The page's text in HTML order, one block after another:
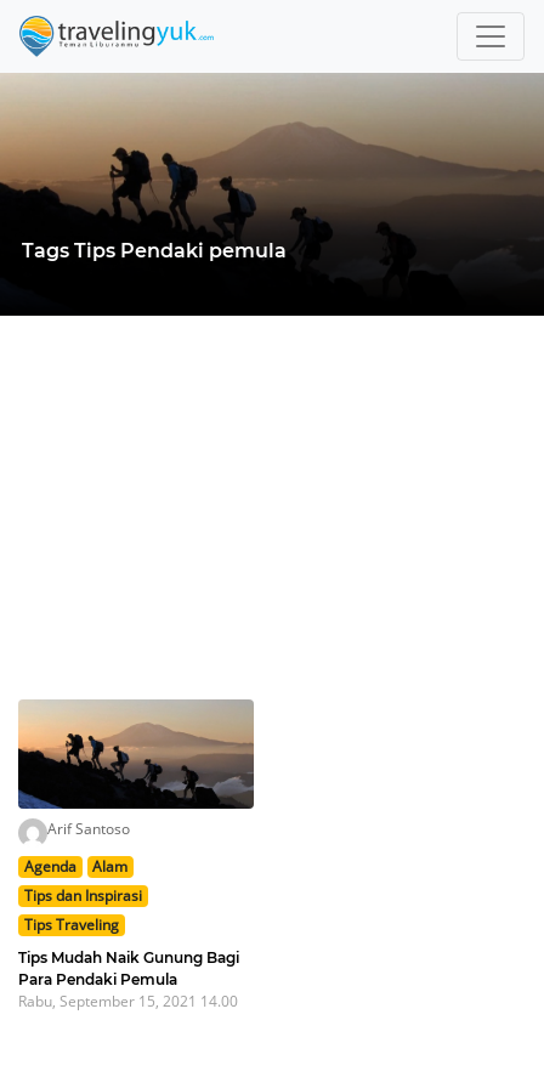
Tags Tips Pendaki pemula
Arif Santoso
Agenda
Alam
Tips dan Inspirasi
Tips Traveling
Tips Mudah Naik Gunung Bagi
Para Pendaki Pemula
Rabu, September 15, 2021 14.00